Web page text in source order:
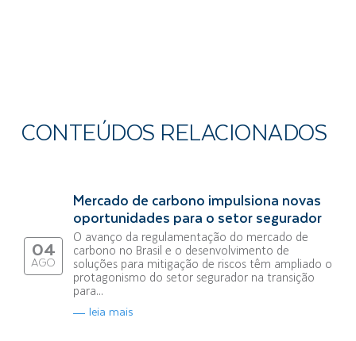
CONTEÚDOS RELACIONADOS
04
AGO
Mercado de carbono impulsiona novas
oportunidades para o setor segurador
O avanço da regulamentação do mercado de
carbono no Brasil e o desenvolvimento de
soluções para mitigação de riscos têm ampliado o
protagonismo do setor segurador na transição
para...
leia mais